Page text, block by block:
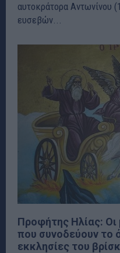
αυτοκράτορα Αντωνίνου
ευσεβών...
Προφήτης Ηλίας: Οι
που συνοδεύουν το
εκκλησίες του